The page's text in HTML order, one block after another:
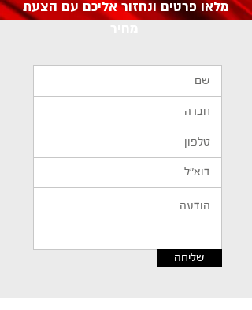
מלאו פרטים ונחזור אליכם עם הצעת
שליחה